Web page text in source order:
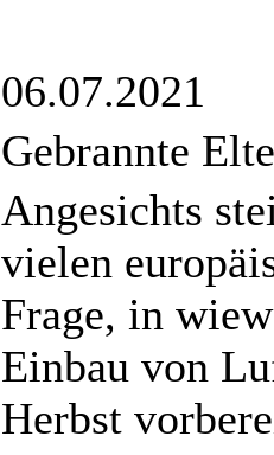
06.07.2021
Gebrannte
Angesichts
vielen
Frage, in
Einbau von
Herbst